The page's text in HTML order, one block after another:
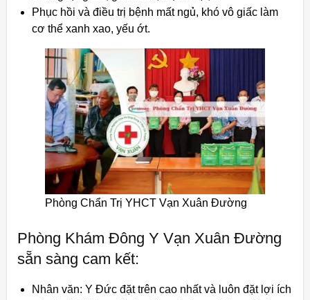
Phục hồi và điều trị bệnh mất ngủ, khó vô giấc làm
cơ thể xanh xao, yếu ớt.
Phòng Chẩn Trị YHCT Vạn Xuân Đường
Phòng Khám Đông Y Vạn Xuân Đường
sẵn sàng cam kết:
Nhân văn: Y Đức đặt trên cao nhất và luôn đặt lợi ích